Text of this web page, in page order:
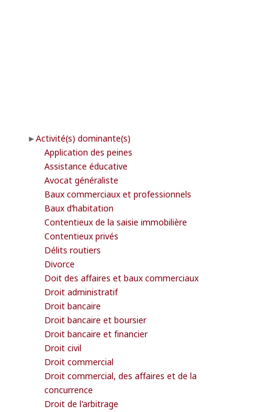
Activité(s) dominante(s)
Application des peines
Assistance éducative
Avocat généraliste
Baux commerciaux et professionnels
Baux d’habitation
Contentieux de la saisie immobilière
Contentieux privés
Délits routiers
Divorce
Doit des affaires et baux commerciaux
Droit administratif
Droit bancaire
Droit bancaire et boursier
Droit bancaire et financier
Droit civil
Droit commercial
Droit commercial, des affaires et de la
concurrence
Droit de l'arbitrage